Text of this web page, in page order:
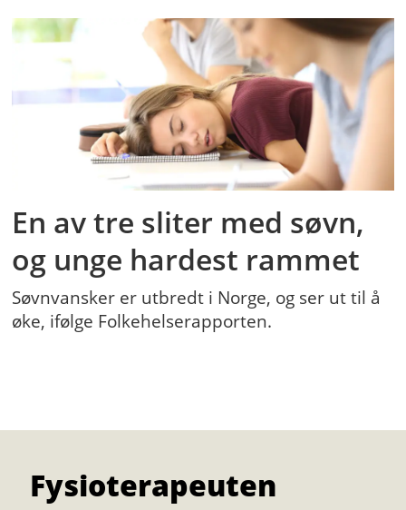
En av tre sliter med søvn,
og unge hardest rammet
Søvnvansker er utbredt i Norge, og ser ut til å
øke, ifølge Folkehelserapporten.
Fysioterapeuten